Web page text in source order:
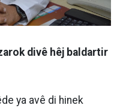
divê hêj baldartir
ya avê di hinek